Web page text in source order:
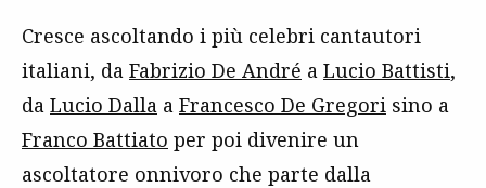
Cresce ascoltando i più celebri cantautori
italiani, da Fabrizio De André a Lucio Battisti,
da Lucio Dalla a Francesco De Gregori sino a
Franco Battiato per poi divenire un
ascoltatore onnivoro che parte dalla